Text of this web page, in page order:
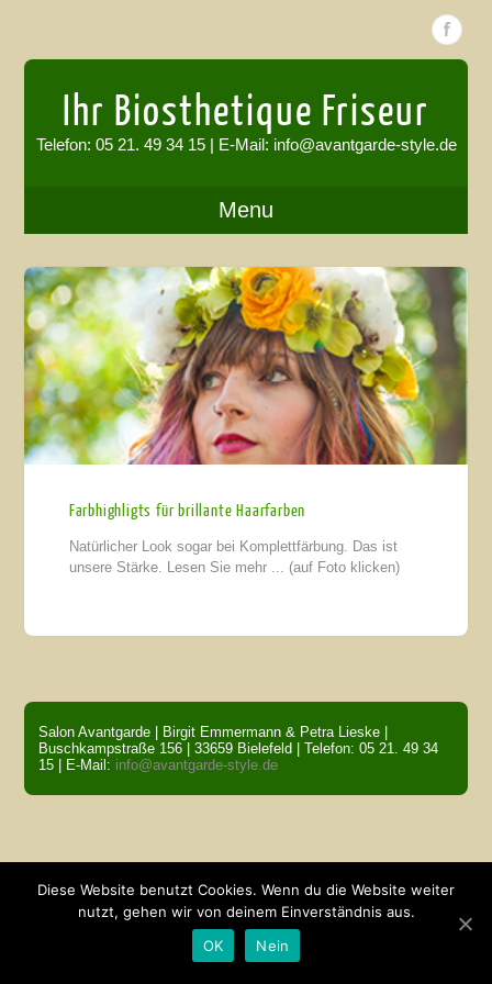
Ihr Biosthetique Friseur
Telefon: 05 21. 49 34 15 | E-Mail: info@avantgarde-style.de
Menu
Farbhighligts für brillante Haarfarben
Natürlicher Look sogar bei Komplettfärbung. Das ist
unsere Stärke. Lesen Sie mehr ... (auf Foto klicken)
Salon Avantgarde | Birgit Emmermann & Petra Lieske |
Buschkampstraße 156 | 33659 Bielefeld | Telefon: 05 21. 49 34
15 | E-Mail: info@avantgarde-style.de
Diese Website benutzt Cookies. Wenn du die Website weiter
nutzt, gehen wir von deinem Einverständnis aus.
OK
Nein